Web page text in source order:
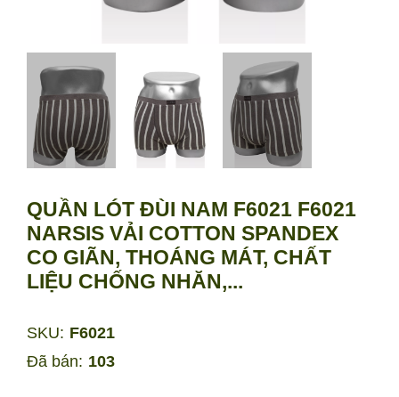
QUẦN LÓT ĐÙI NAM F6021 F6021
NARSIS VẢI COTTON SPANDEX
CO GIÃN, THOÁNG MÁT, CHẤT
LIỆU CHỐNG NHĂN,...
Đã bán: 103
SKU: F6021